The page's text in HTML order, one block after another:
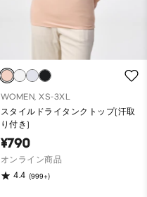
WOMEN, XS-3XL
スタイルドライタンクトップ(汗取
り付き)
¥790
オンライン商品
4.4 (999+)